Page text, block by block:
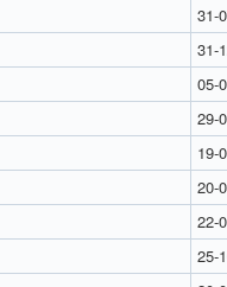
31-
31-
05-
29-
19-
20-
22-
25-